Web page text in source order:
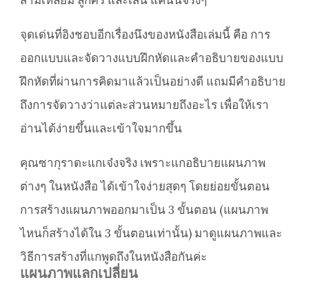
จุดเด่นที่อิงชอบอีกเรื่องนึงของหนังสือเล่มนี้ คือ การ
ออกแบบและจัดวางแบบฝึกหัดและคำอธิบายของแบบ
ฝึกหัดที่ผ่านการคิดมาแล้วเป็นอย่างดี แถมมีคำอธิบาย
ถึงการจัดวางว่าแต่ละส่วนหมายถึงอะไร เพื่อให้เรา
อ่านได้ง่ายขึ้นและเข้าใจมากขึ้น
คุณซากุราดะแกเจ๋งจริง เพราะแกอธิบายแผนภาพ
ต่างๆ ในหนังสือ ได้เข้าใจง่ายสุดๆ โดยย่อยขั้นตอน
การสร้างแผนภาพออกมาเป็น 3 ขั้นตอน (แผนภาพ
ไหนก็สร้างได้ใน 3 ขั้นตอนเท่านั้น) มาดูแผนภาพและ
วิธีการสร้างที่แกพูดถึงในหนังสือกันค่ะ
แผนภาพแลกเปลี่ยน